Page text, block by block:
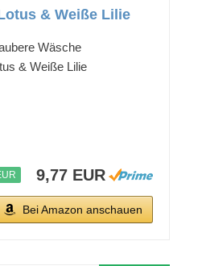
& Weiße Lilie
Wäsche
& Weiße Lilie
9,77 EUR
Bei Amazon anschauen